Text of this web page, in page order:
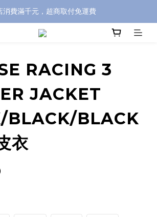
消費滿千元，超商取付免運費
消費滿千元，超商取付免運費
購物金，完整註冊加碼50元購物點數➟➟➟
RACING 3
JACKET
BLACK/BLACK
衣